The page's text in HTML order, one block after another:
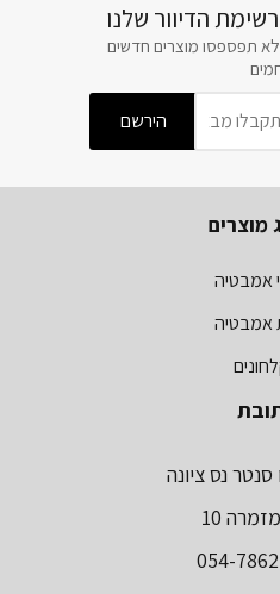
הדיוור שלנו
תפספסו מוצרים חדשים
מוצרים
אמבטיה
אמבטיה
נס ציונה
10